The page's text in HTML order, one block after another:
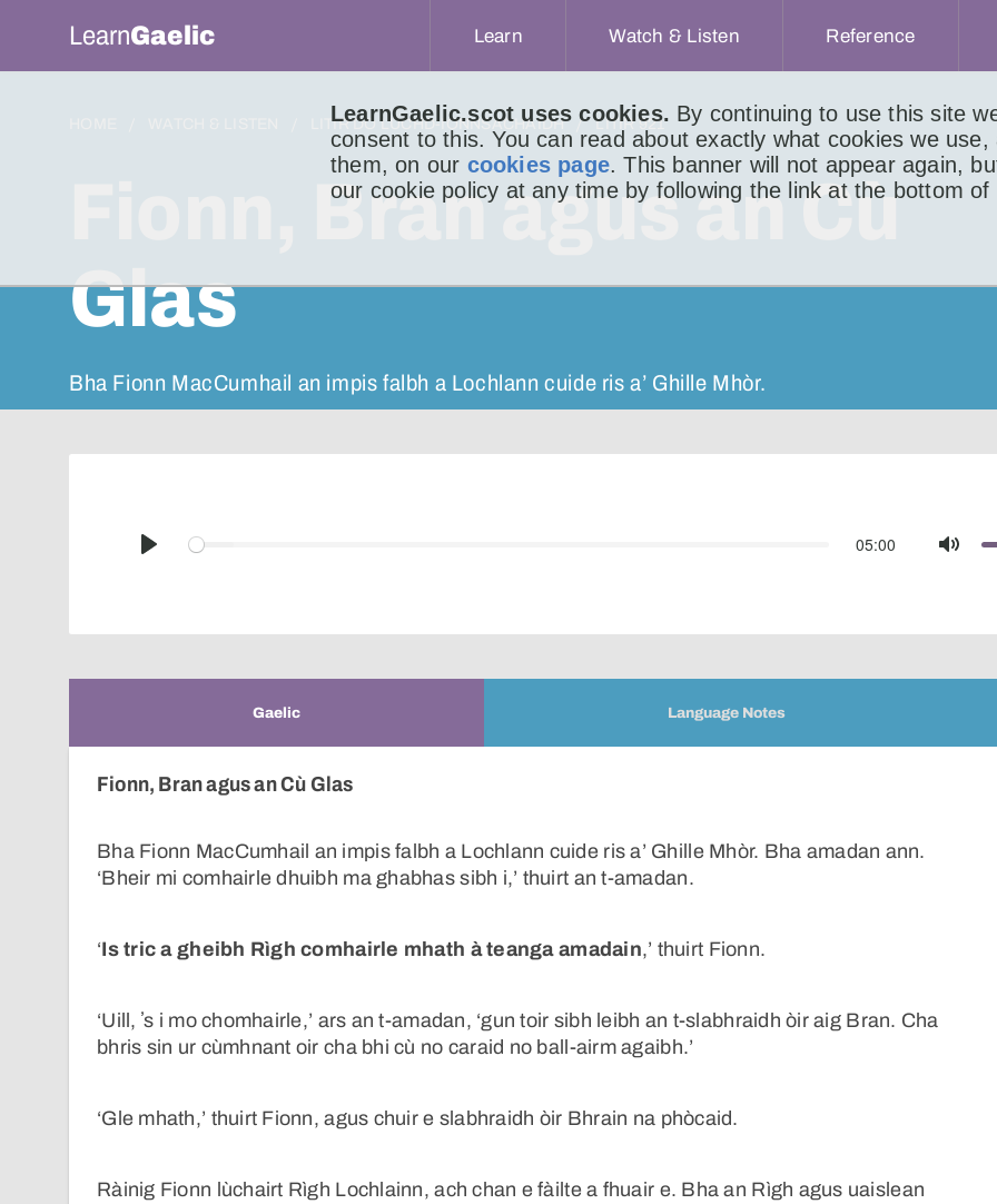
LearnGaelic.scot uses cookies. By continuing to use this site
consent to this. You can read about exactly what cookies we
them, on our cookies page. This banner will not appear again,
our cookie policy at any time by following the link at the bottom of
LearnGaelic Learn Watch & Listen Reference
LITIR DO LUCHD-IONNSACHAIDH LITIR 921
Fionn, Bran agus an Cù
Glas
Bha Fionn MacCumhail an impis falbh a Lochlann cuide ris a’ Ghille Mhòr.
Play
05:00
Mute
Gaelic Language Notes
Fionn, Bran agus an Cù Glas
Bha Fionn MacCumhail an impis falbh a Lochlann cuide ris a’ Ghille Mhòr. Bha amadan ann.
‘Bheir mi comhairle dhuibh ma ghabhas sibh i,’ thuirt an t-amadan.
‘Is tric a gheibh Rìgh comhairle mhath à teanga amadain,’ thuirt Fionn.
‘Uill, ʼs i mo chomhairle,’ ars an t-amadan, ‘gun toir sibh leibh an t-slabhraidh òir aig Bran. Cha
bhris sin ur cùmhnant oir cha bhi cù no caraid no ball-airm agaibh.’
‘Gle mhath,’ thuirt Fionn, agus chuir e slabhraidh òir Bhrain na phòcaid.
Ràinig Fionn lùchairt Rìgh Lochlainn, ach chan e fàilte a fhuair e. Bha an Rìgh agus uaislean